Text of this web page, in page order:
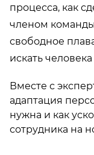
процесса, как
членом
свободное
искать
Вместе с
адаптация
нужна и как
сотрудника на